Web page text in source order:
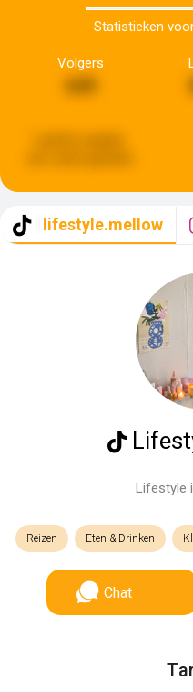
Statistieken
Volgers
649
lifestyle.mellow
Lifestyle
Reizen Eten & Drinken
Chat